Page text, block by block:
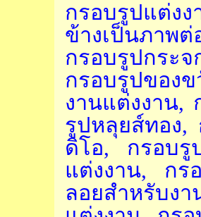
กรอบรูปแต่ง
ข้างเป็นภาพ
กรอบรูปกระ
กรอบรูปของ
งานแต่งงาน,
รูปหลุยส์ทอง,
ดิโอ, กรอบรู
แต่งงาน, กร
ลอยสำหรับง